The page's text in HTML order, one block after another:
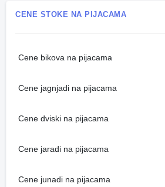
CENE STOKE NA PIJACAMA
Cene bikova na pijacama
Cene jagnjadi na pijacama
Cene dviski na pijacama
Cene jaradi na pijacama
Cene junadi na pijacama